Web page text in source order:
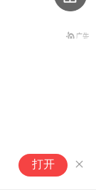
打开